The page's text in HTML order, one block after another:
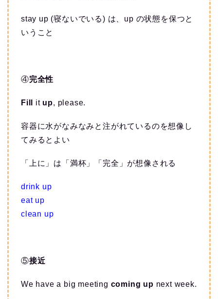
stay up (寝ないでいる) は、up の状態を保つと
いうこと
④完全性
Fill it up, please.
容器に水がなみなみと注がれているのを想像し
てみるとよい
「上に」は「満杯」「完全」が想像される
drink up
eat up
clean up
⑤接近
We have a big meeting coming up next week.